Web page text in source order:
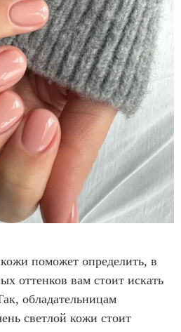
поможет определить, в
оттенков вам стоит искать
обладательницам
светлой кожи стоит